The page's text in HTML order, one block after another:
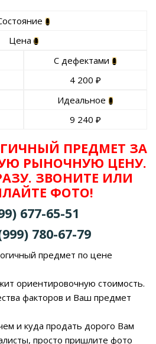
Цена
С дефектами
4 200 ₽
Идеальное
9 240 ₽
ПРЕДМЕТ ЗА
РЫНОЧНУЮ ЦЕНУ.
ЗВОНИТЕ ИЛИ
ФОТО!
677-65-51
780-67-79
предмет по цене
ориентировочную стоимость.
факторов и Ваш предмет
и куда продать дорого Вам
просто пришлите фото